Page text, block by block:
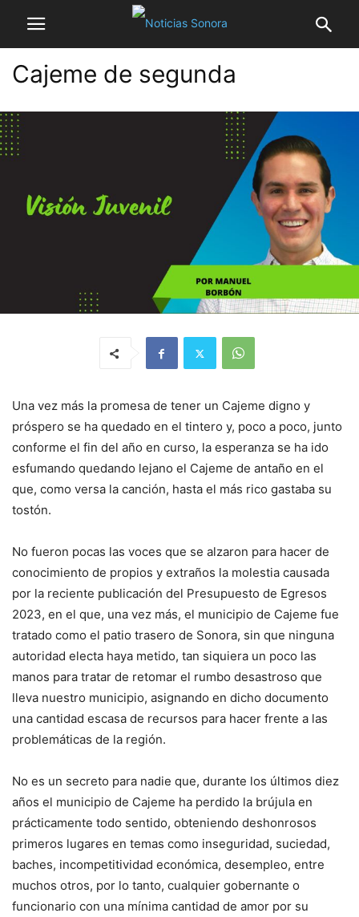
Cajeme de segunda
Una vez más la promesa de tener un Cajeme digno y
próspero se ha quedado en el tintero y, poco a poco, junto
conforme el fin del año en curso, la esperanza se ha ido
esfumando quedando lejano el Cajeme de antaño en el
que, como versa la canción, hasta el más rico gastaba su
tostón.
No fueron pocas las voces que se alzaron para hacer de
conocimiento de propios y extraños la molestia causada
por la reciente publicación del Presupuesto de Egresos
2023, en el que, una vez más, el municipio de Cajeme fue
tratado como el patio trasero de Sonora, sin que ninguna
autoridad electa haya metido, tan siquiera un poco las
manos para tratar de retomar el rumbo desastroso que
lleva nuestro municipio, asignando en dicho documento
una cantidad escasa de recursos para hacer frente a las
problemáticas de la región.
No es un secreto para nadie que, durante los últimos diez
años el municipio de Cajeme ha perdido la brújula en
prácticamente todo sentido, obteniendo deshonrosos
primeros lugares en temas como inseguridad, suciedad,
baches, incompetitividad económica, desempleo, entre
muchos otros, por lo tanto, cualquier gobernante o
funcionario con una mínima cantidad de amor por su